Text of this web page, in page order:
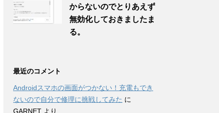
からないのでとりあえず
無効化しておきましたま
る。
最近のコメント
Androidスマホの画面がつかない！充電もでき
ないので自分で修理に挑戦してみた に
GARNET より